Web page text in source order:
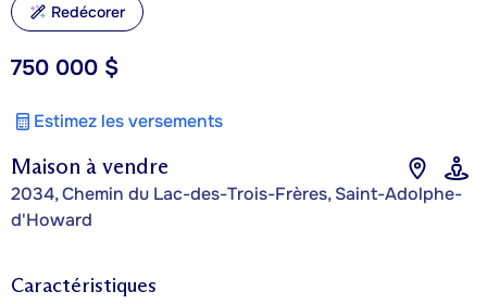
Maison à vendre
2034, Chemin du Lac-des-Trois-Frères, Saint-Adolphe-
d'Howard
750 000 $
Estimez les versements
Redécorer
Caractéristiques